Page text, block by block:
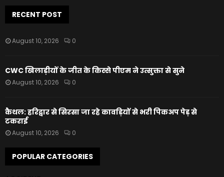
RECENT POST
August 10, 2026 0
CWC खिलाड़ीयों के जीत के किस्से पीएम ने उत्सुक्ता से सुने
August 10, 2026 0
कैथल: हरिद्वार से सिरसा जा रहे कावड़ियों से भरी पिकअप पेड़ से
टकराई
August 10, 2026 0
POPULAR CATEGORIES